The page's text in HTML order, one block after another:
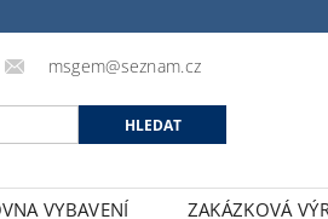
msgem@seznam.cz
VYBAVENÍ ZAKÁZKOVÁ